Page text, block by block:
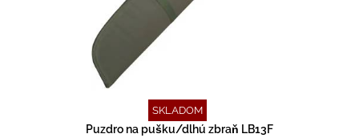
SKLADOM
Puzdro na pušku/dlhú zbraň LB13F